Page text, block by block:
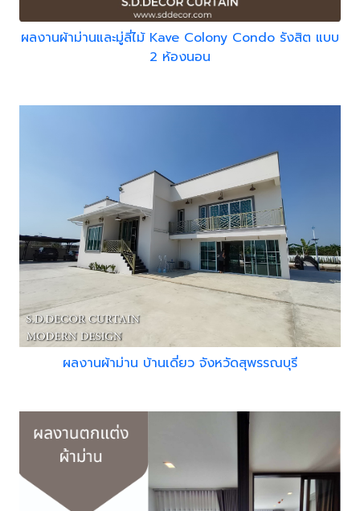
ผลงานผ้าม่านและมู่ลี่ไม้ Kave Colony Condo รังสิต แบบ
2 ห้องนอน
ผลงานผ้าม่าน บ้านเดี่ยว จังหวัดสุพรรณบุรี